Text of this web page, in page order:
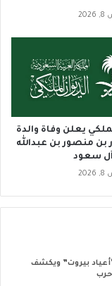
يعلن وفاة والدة
بن منصور بن عبدالله
سعود
بيروت” ويكشف